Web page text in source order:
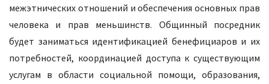
межэтнических отношений и обеспечения основных прав
человека и прав меньшинств. Общинный посредник
будет заниматься идентификацией бенефициаров и их
потребностей, координацией доступа к существующим
услугам в области социальной помощи, образования,